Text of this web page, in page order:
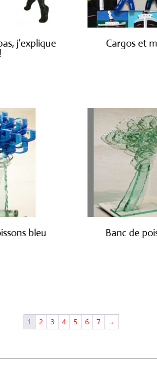
j’explique
Cargos et
bleu Banc de
1 2 3 4 5 6 7
→